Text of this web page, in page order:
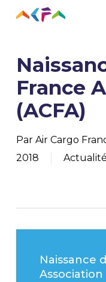
Skip
content
France
(ACFA)
Par Air Cargo
2018
Actualité
Naissance
Association